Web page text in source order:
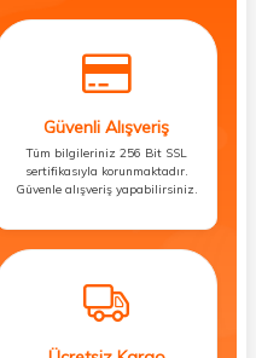
Güvenli Alışveriş
Tüm bilgileriniz 256 Bit SSL
sertifikasıyla korunmaktadır.
Güvenle alışveriş yapabilirsiniz.